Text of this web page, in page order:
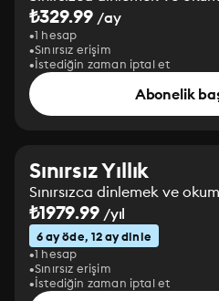
₺329.99 /ay
1 hesap
Sınırsız erişim
İstediğin zaman iptal et
Abonelik
Sınırsız Yıllık
Sınırsızca dinlemek ve
₺1979.99/yıl
6 ay öde, 12 ay dinle
1 hesap
Sınırsız erişim
İstediğin zaman iptal et